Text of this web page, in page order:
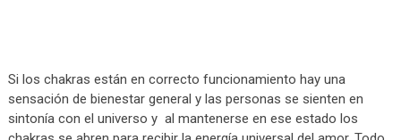
Si los chakras están en correcto funcionamiento hay una
sensación de bienestar general y las personas se sienten en
sintonía con el universo y al mantenerse en ese estado los